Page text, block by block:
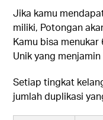
Jika kamu
miliki, Potongan
Kamu bisa
Unik yang
Setiap tingkat
jumlah duplikasi